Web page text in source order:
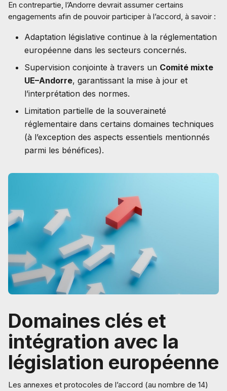
En contrepartie, l’Andorre devrait assumer certains
engagements afin de pouvoir participer à l’accord, à savoir :
Adaptation législative continue à la réglementation
européenne dans les secteurs concernés.
Supervision conjointe à travers un Comité mixte
UE–Andorre, garantissant la mise à jour et
l’interprétation des normes.
Limitation partielle de la souveraineté
réglementaire dans certains domaines techniques
(à l’exception des aspects essentiels mentionnés
parmi les bénéfices).
Domaines clés et
intégration avec la
législation européenne
Les annexes et protocoles de l’accord (au nombre de 14)